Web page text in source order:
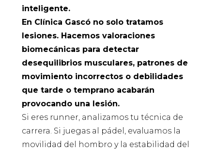
inteligente.
En Clínica Gascó no solo tratamos
lesiones. Hacemos valoraciones
biomecánicas para detectar
desequilibrios musculares, patrones de
movimiento incorrectos o debilidades
que tarde o temprano acabarán
provocando una lesión.
Si eres runner, analizamos tu técnica de
carrera. Si juegas al pádel, evaluamos la
movilidad del hombro y la estabilidad del